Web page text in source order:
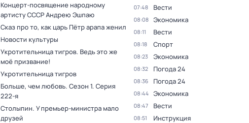
Концерт-посвящение народному
артисту СССР Андрею Эшпаю
Сказ про то, как царь Пётр арапа женил
Новости культуры
Укротительница тигров. Ведь это же
моё призвание!
Укротительница тигров
Больше, чем любовь. Сезон 1. Серия
222-я
Столыпин. У премьер-министра мало
друзей
07:48 Вести
08:08 Экономика
08:11 Вести
08:18 Спорт
08:23 Экономика
08:32 Погода 24
08:36 Погода 24
08:44 Экономика
08:47 Вести
08:51 Инструкция